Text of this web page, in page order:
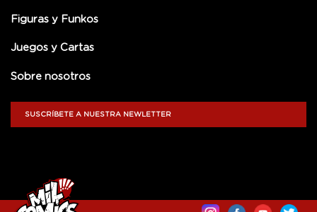
Figuras y Funkos
Juegos y Cartas
Sobre nosotros
SUSCRÍBETE A NUESTRA NEWLETTER